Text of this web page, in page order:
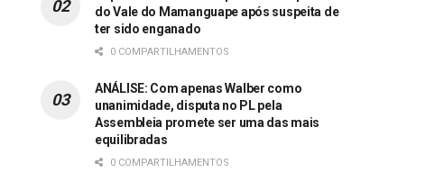
do Vale do Mamanguape após suspeita de
ter sido enganado
0 COMPARTILHAMENTOS
ANÁLISE: Com apenas Walber como
unanimidade, disputa no PL pela
Assembleia promete ser uma das mais
equilibradas
0 COMPARTILHAMENTOS